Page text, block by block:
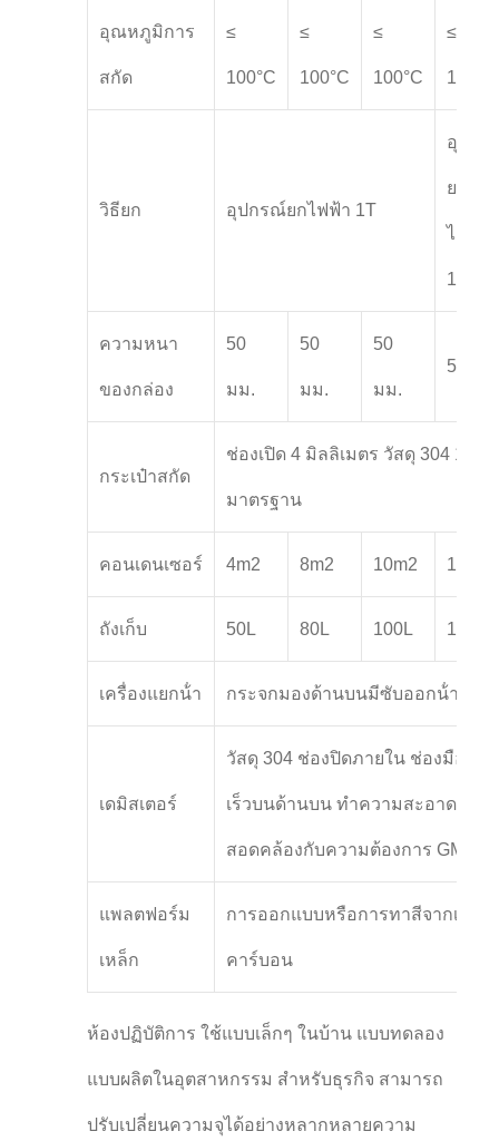
อุณหภูมิการ
สกัด
≤
100°C
≤
100°C
≤
100°C
≤
100°C
วิธียก อุปกรณ์ยกไฟฟ้า 1T
อุปกร
ยก
ไฟฟ้า
1.5T
ความหนา
ของกล่อง
50
มม.
50
มม.
50
มม.
50 มม.
กระเป๋าสกัด
ช่องเปิด 4 มิลลิเมตร วัสดุ 304 1
มาตรฐาน
คอนเดนเซอร์ 4m2 8m2 10m2 15m2
ถังเก็บ 50L 80L 100L 100L
เครื่องแยกน้ํา กระจกมองด้านบนมีซับออกน้ํามัน
เดมิสเตอร์
วัสดุ 304 ช่องปิดภายใน ช่องมือเปิด
เร็วบนด้านบน ทําความสะอาดง่าย
สอดคล้องกับความต้องการ GMP
แพลตฟอร์ม
เหล็ก
การออกแบบหรือการทาสีจากเหล็ก
คาร์บอน
ห้องปฏิบัติการ ใช้แบบเล็กๆ ในบ้าน แบบทดลอง
แบบผลิตในอุตสาหกรรม สําหรับธุรกิจ สามารถ
ปรับเปลี่ยนความจุได้อย่างหลากหลายความ